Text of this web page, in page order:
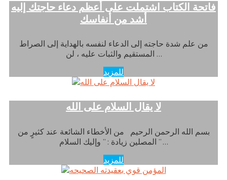
فاتحة الكتاب اشتملت على أعظم دعاء حاجتك إليه
أشد من أنفاسك
من علم شدة حاجته إلى الدعاء لنفسه بالهداية إلى الصراط
المستقيم والثبات عليه ، لن …
للمزيد
لا يقال السلام على الله
بسم الله الرحمن الرحيم من الأخطاء الشائعة عند كثيرٍ من
المصلين زيادة : ” وإليك السلام ” …
للمزيد